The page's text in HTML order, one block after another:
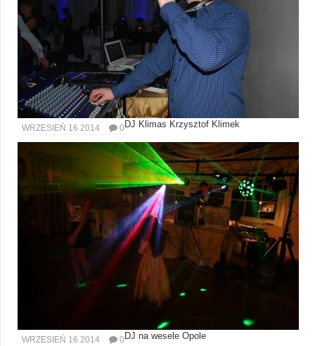
WRZESIEŃ 16 2014 0 DJ Klimas Krzysztof Klimek
WRZESIEŃ 16 2014 0 DJ na wesele Opole